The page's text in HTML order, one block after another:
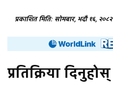
प्रकाशित मिति: सोमबार, भदौ १६, २०८२
प्रतिक्रिया दिनुहोस्